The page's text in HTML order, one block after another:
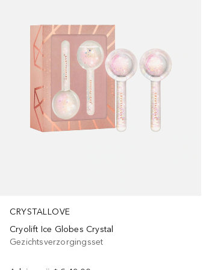
CRYSTALLOVE
Cryolift Ice Globes Crystal
Gezichtsverzorgingsset